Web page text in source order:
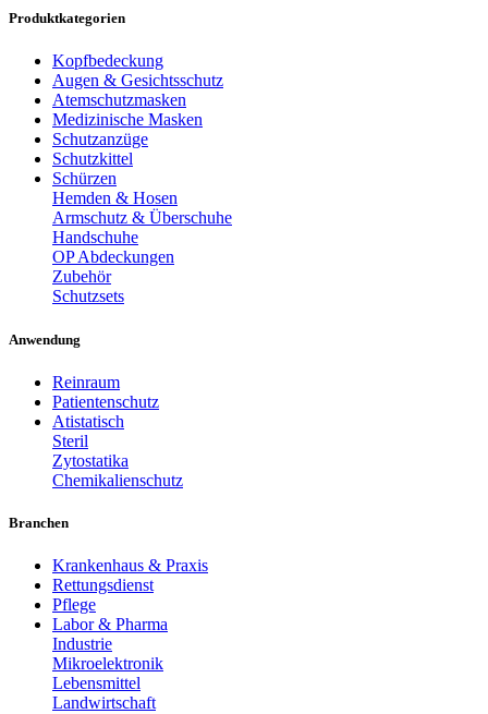
Produktkategorien
Kopfbedeckung
Augen & Gesichtsschutz
Atemschutzmasken
Medizinische Masken
Schutzanzüge
Schutzkittel
Schürzen
Hemden & Hosen
Armschutz & Überschuhe
Handschuhe
OP Abdeckungen
Zubehör
Schutzsets
Anwendung
Reinraum
Patientenschutz
Atistatisch
Steril
Zytostatika
Chemikalienschutz
Branchen
Krankenhaus & Praxis
Rettungsdienst
Pflege
Labor & Pharma
Industrie
Mikroelektronik
Lebensmittel
Landwirtschaft